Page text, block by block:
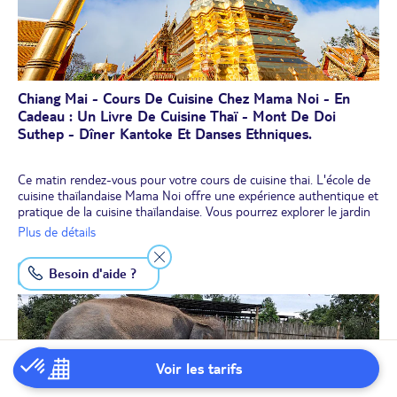
Voir les tarifs
Chiang Mai - Cours De Cuisine Chez Mama Noi - En
Cadeau : Un Livre De Cuisine Thaï - Mont De Doi
Suthep - Dîner Kantoke Et Danses Ethniques.
Ce matin rendez-vous pour votre cours de cuisine thai. L'école de
cuisine thaïlandaise Mama Noi offre une expérience authentique et
pratique de la cuisine thaïlandaise. Vous pourrez explorer le jardin
biologique et choisir des ingrédients frais à utiliser dans les plats. A
vos fourneaux, ou plutôt à vos woks ! Vous serez ravis de mettre la
main à la pâte afin de concocter un plat classique ! Vous recevrez
un petit livre de cuisine en français.
Déjeuner des recettes cuisinées.
En début d'après-midi, route vers lemont Doi Su theppar une
très belle route traversant une forêt tropicale dense. Visite du
temple Phrathat Doi Suthep, le plus sacré de tout le nord du
pays. Votre guide vous en racontera son histoire, notamment
l’épisode de l’éléphant blanc. Vous pourrez admirer son
impressionnant "chedi", et ses magnifiques peintures murales.
Plus de détails
JOUR 10Besoin d'aide ?